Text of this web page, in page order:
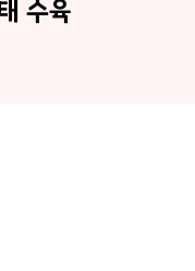
수육